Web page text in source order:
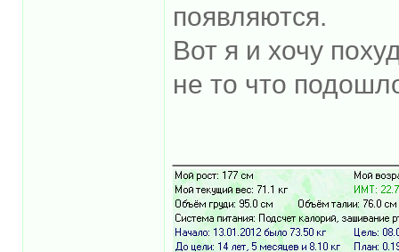
появляются.
Вот я и хочу
не то что